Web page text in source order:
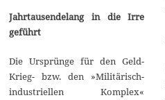
Jahrtausendelang in die Irre
geführt
Die Ursprünge für den Geld-
Krieg- bzw. den »Militärisch-
industriellen Komplex«